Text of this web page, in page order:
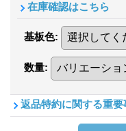
在庫確認はこちら
基板色:
数量:
返品特約に関する重要